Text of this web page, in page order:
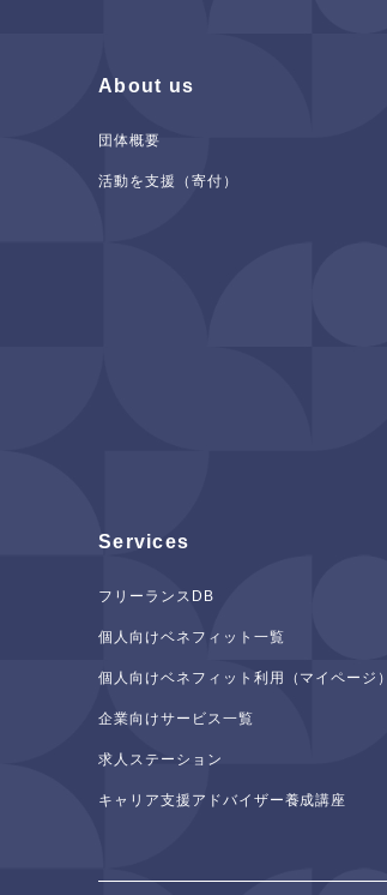
About us
団体概要
活動を支援（寄付）
Services
フリーランスDB
個人向けベネフィット一覧
個人向けベネフィット利用（マイページ）
企業向けサービス一覧
求人ステーション
キャリア支援アドバイザー養成講座